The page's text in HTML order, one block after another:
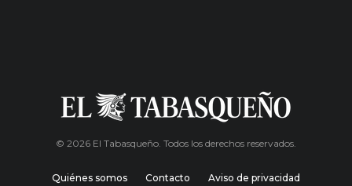
© 2026 El Tabasqueño. Todos los derechos reservados.
Quiénes somos Contacto Aviso de privacidad